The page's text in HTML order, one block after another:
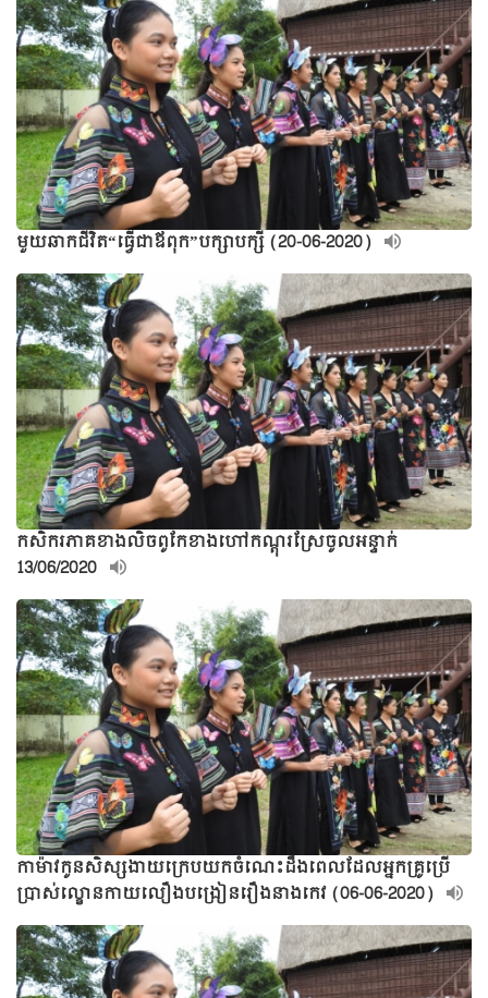
មួយឆាកជីវិត“ធ្វើជាឪពុក”បក្សាបក្សី (20-06-2020)
កសិករភាគខាងលិចពូកែខាងហៅកណ្តុរស្រែចូលអន្ទាក់
13/06/2020
កាម៉ាវកូនសិស្សងាយក្រេបយកចំណេះដឹងពេលដែលអ្នកគ្រូប្រើ
ប្រាស់ល្ខោនកាយលឿងបង្រៀនរឿងនាងកេវ (06-06-2020)